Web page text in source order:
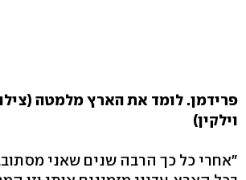
פרידמן. לומד את הארץ מלמטה
וילקין)
"אחרי כל כך הרבה שנים שאני